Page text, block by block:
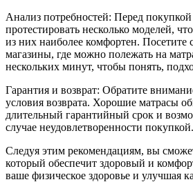
Анализ потребностей: Перед покупкой
протестировать несколько моделей,
из них наиболее комфортен. Посетите
магазины, где можно полежать на
нескольких минут, чтобы понять,
Гарантия и возврат: Обратите
условия возврата. Хорошие матрасы
длительный гарантийный срок и
случае неудовлетворенности покупкой.
Следуя этим рекомендациям, вы
который обеспечит здоровый и
ваше физическое здоровье и улучшая